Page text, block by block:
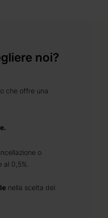
noi?
che offre una
o
al 0,5%.
nella scelta del